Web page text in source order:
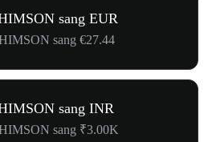
sang EUR
sang €27.44
sang INR
sang ₹3.00K